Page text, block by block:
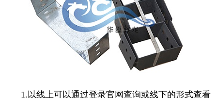
1.以线上可以通过登录官网查询或线下的形式查看